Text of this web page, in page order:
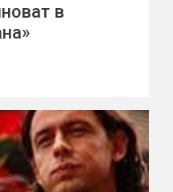
в